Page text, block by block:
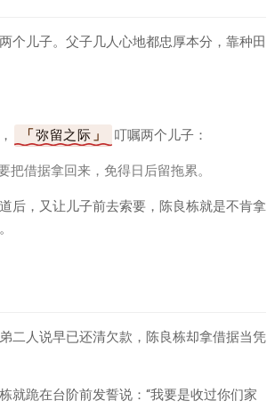
个儿子。父子几人心地都忠厚本分，靠种田
弥留之际 叮嘱两个儿子：
把借据拿回来，免得日后留拖累。
后，又让儿子前去索要，陈良栋就是不肯拿
二人说早已还清欠款，陈良栋却拿借据当凭
就跪在台阶前发誓说：“我要是收过你们家